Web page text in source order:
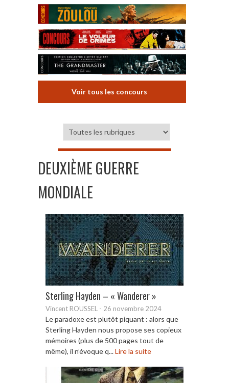
Voir tous les concours
DEUXIÈME GUERRE
MONDIALE
Sterling Hayden – « Wanderer »
Vincent ROUSSEL - 26 novembre 2024
Le paradoxe est plutôt piquant : alors que
Sterling Hayden nous propose ses copieux
mémoires (plus de 500 pages tout de
même), il n’évoque q...Lire la suite